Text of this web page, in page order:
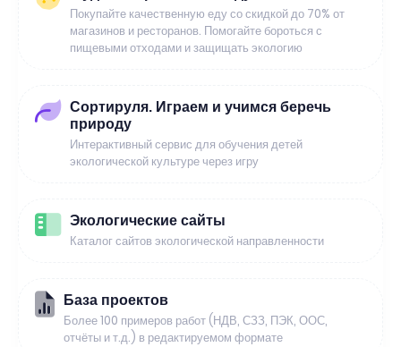
Покупайте качественную еду со скидкой до 70% от
магазинов и ресторанов. Помогайте бороться с
пищевыми отходами и защищать экологию
Сортируля. Играем и учимся беречь
природу
Интерактивный сервис для обучения детей
экологической культуре через игру
Экологические сайты
Каталог сайтов экологической направленности
База проектов
Более 100 примеров работ (НДВ, СЗЗ, ПЭК, ООС,
отчёты и т.д.) в редактируемом формате